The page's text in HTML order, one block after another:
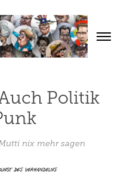
Politik
nix mehr sagen